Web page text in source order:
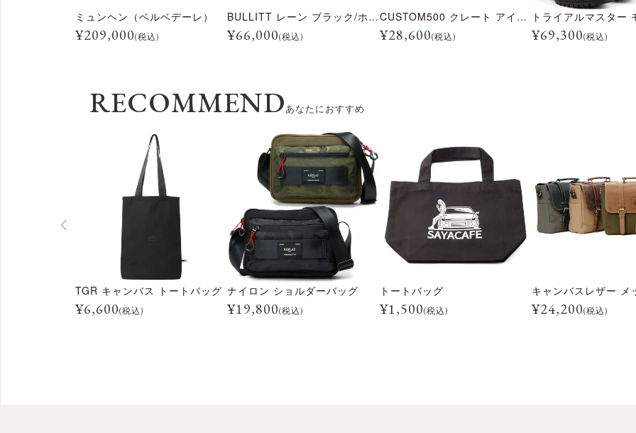
ミュンヘン（ベルベデーレ）
¥209,000(税込)
BULLITT レーン ブラック/ホワイト
¥66,000(税込)
CUSTOM500 クレート アイスブルー
¥28,600(税込) ¥69,300(税込)
RECOMMENDあなたにおすすめ
TGR キャンバス トートバッグ
¥6,600(税込)
ナイロン ショルダーバッグ
¥19,800(税込)
トートバッグ
¥1,500(税込) ¥24,200(税込)